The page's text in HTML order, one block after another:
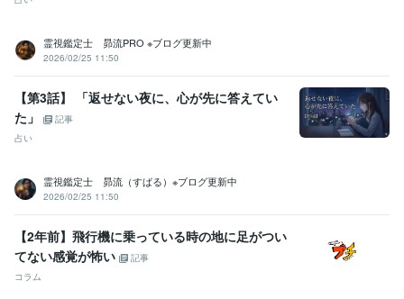
霊視鑑定士 昴流PRO ※ブログ更新中
2026/02/25 11:50
【第3話】 「返せない夜に、心が先に答えてい
た」
記事
占い
霊視鑑定士 昴流（すばる）※ブログ更新中
2026/02/25 11:50
【2年前】飛行機に乗っている時の地に足がつい
てない感覚が怖い
記事
コラム